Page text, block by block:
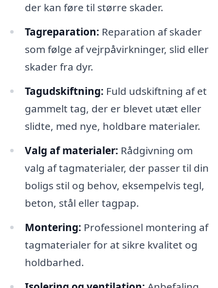
der kan føre til større skader.
Tagreparation: Reparation af skader
som følge af vejrpåvirkninger, slid eller
skader fra dyr.
Tagudskiftning: Fuld udskiftning af et
gammelt tag, der er blevet utæt eller
slidte, med nye, holdbare materialer.
Valg af materialer: Rådgivning om
valg af tagmaterialer, der passer til din
boligs stil og behov, eksempelvis tegl,
beton, stål eller tagpap.
Montering: Professionel montering af
tagmaterialer for at sikre kvalitet og
holdbarhed.